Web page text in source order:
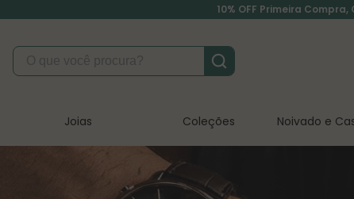
10% OFF Primeira
O que você procura?
Joias Coleções Noivado e